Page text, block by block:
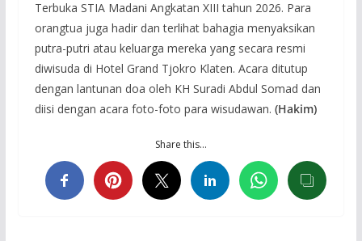
Terbuka STIA Madani Angkatan XIII tahun 2026. Para
orangtua juga hadir dan terlihat bahagia menyaksikan
putra-putri atau keluarga mereka yang secara resmi
diwisuda di Hotel Grand Tjokro Klaten. Acara ditutup
dengan lantunan doa oleh KH Suradi Abdul Somad dan
diisi dengan acara foto-foto para wisudawan. (Hakim)
Share this…